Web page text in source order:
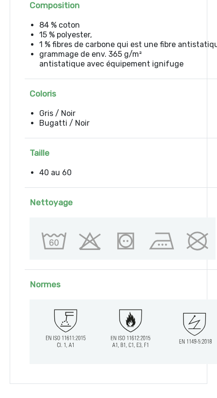
Composition
84 % coton
15 % polyester,
1 % fibres de carbone qui est une fibre
grammage de env. 365 g/m²
antistatique avec équipement ignifuge
Coloris
Gris / Noir
Bugatti / Noir
Taille
40 au 60
Nettoyage
Normes